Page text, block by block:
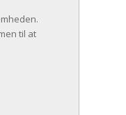
til at